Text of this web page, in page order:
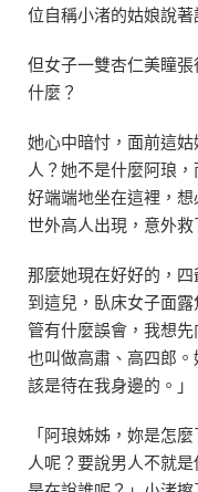
位自稱小渚的姑娘說
但女子一雙杏仁美瞳
什麼？
她心中暗忖，面前這
人？她不是什麼阿琅
好端端地坐在這裡，
世外高人出現，意外救
那麼她現在好好的，
到這兒，臥床女子面
管有什麼誤會，我想先
也叫做高肅、高四郎
該是待在我身邊的。」
「阿琅姊姊，妳是怎
人呢？要說男人不就